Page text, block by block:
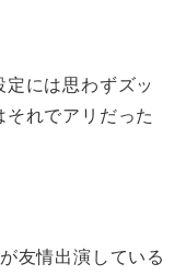
には思わずズッ
れでアリだった
友情出演している